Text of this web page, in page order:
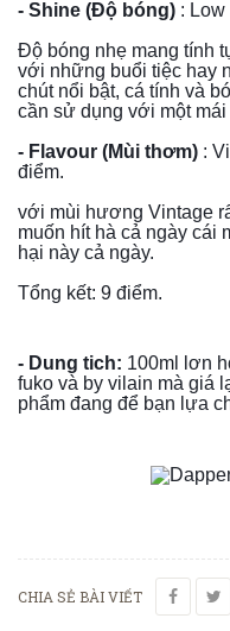
- Shine (Độ bóng) : Low
Độ bóng nhẹ mang tính
với những buổi tiệc hay
chút nổi bật, cá tính và
cần sử dụng với một mái
- Flavour (Mùi thơm) :
điểm.
với mùi hương Vintage
muốn hít hà cả ngày
hại này cả ngày.
Tổng kết: 9 điểm.
- Dung tich: 100ml lơn
fuko và by vilain mà giá
phẩm đang để bạn lựa
CHIA SẺ BÀI VIẾT